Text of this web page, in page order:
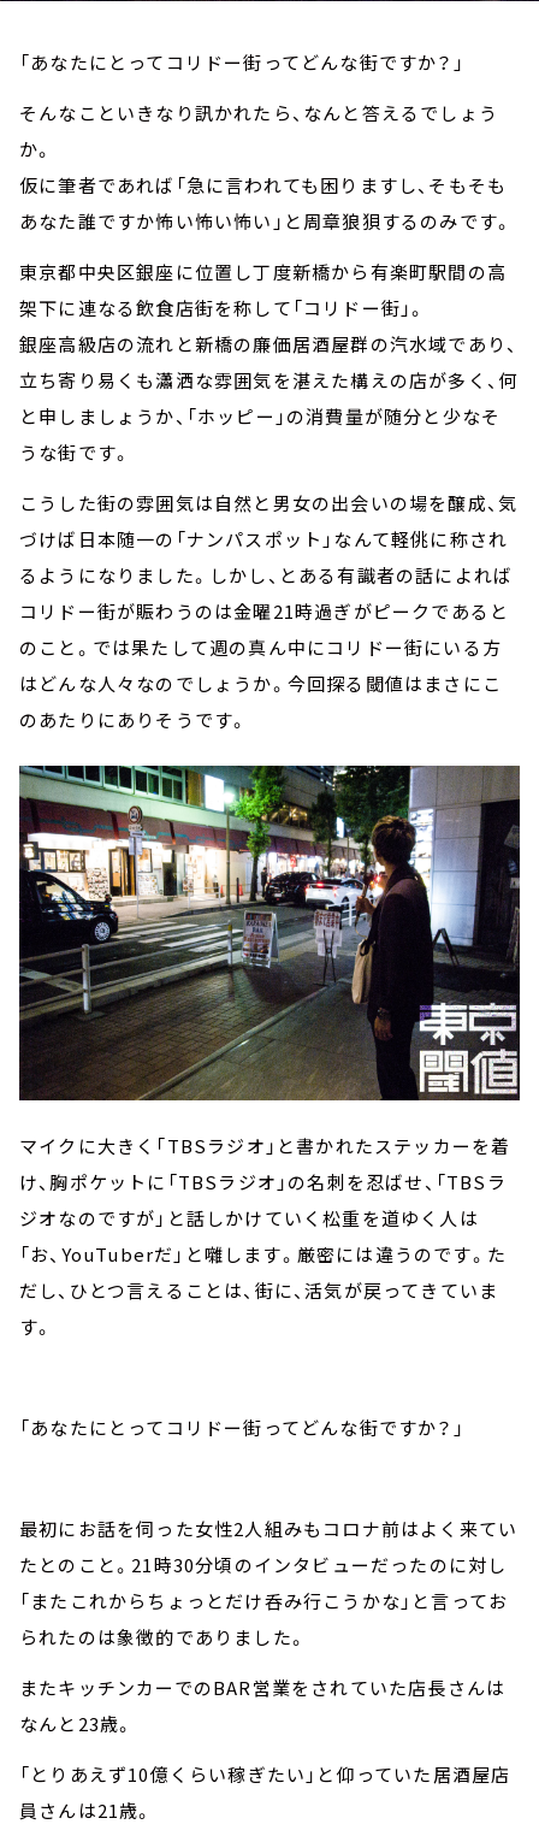
「あなたにとってコリドー街ってどんな街ですか？」
そんなこといきなり訊かれたら、なんと答えるでしょう
か。
仮に筆者であれば「急に言われても困りますし、そもそも
あなた誰ですか怖い怖い怖い」と周章狼狽するのみです。
東京都中央区銀座に位置し丁度新橋から有楽町駅間の高
架下に連なる飲食店街を称して「コリドー街」。
銀座高級店の流れと新橋の廉価居酒屋群の汽水域であり、
立ち寄り易くも瀟洒な雰囲気を湛えた構えの店が多く、何
と申しましょうか、「ホッピー」の消費量が随分と少なそ
うな街です。
こうした街の雰囲気は自然と男女の出会いの場を醸成、気
づけば日本随一の「ナンパスポット」なんて軽佻に称され
るようになりました。しかし、とある有識者の話によれば
コリドー街が賑わうのは金曜21時過ぎがピークであると
のこと。では果たして週の真ん中にコリドー街にいる方
はどんな人々なのでしょうか。今回探る閾値はまさにこ
のあたりにありそうです。
マイクに大きく「TBSラジオ」と書かれたステッカーを着
け、胸ポケットに「TBSラジオ」の名刺を忍ばせ、「TBS ラ
ジオなのですが」と話しかけていく松重を道ゆく人は
「お、 YouTuberだ」と囃します。厳密には違うのです。た
だし、ひとつ言えることは、街に、活気が戻ってきていま
す。
「あなたにとってコリドー街ってどんな街ですか？」
最初にお話を伺った女性2人組みもコロナ前はよく来てい
たとのこと。 21時30分頃のインタビューだったのに対し
「またこれからちょっとだけ呑み行こうかな」と言ってお
られたのは象徴的でありました。
またキッチンカーでのBAR営業をされていた店長さんは
なんと 23歳。
「とりあえず10億くらい稼ぎたい」と仰っていた居酒屋店
員さんは21歳。